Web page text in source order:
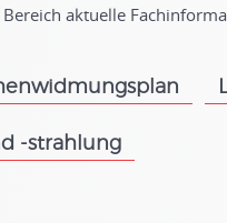
aktuelle
-strahlung